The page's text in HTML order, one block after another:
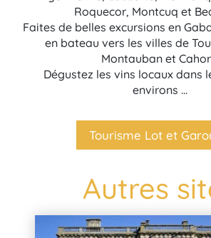
Roquecor, Montcuq et
Faites de belles excursions en
en bateau vers les villes de
Montauban et
Dégustez les vins locaux dans
environs ...
Tourisme Lot et
Autres